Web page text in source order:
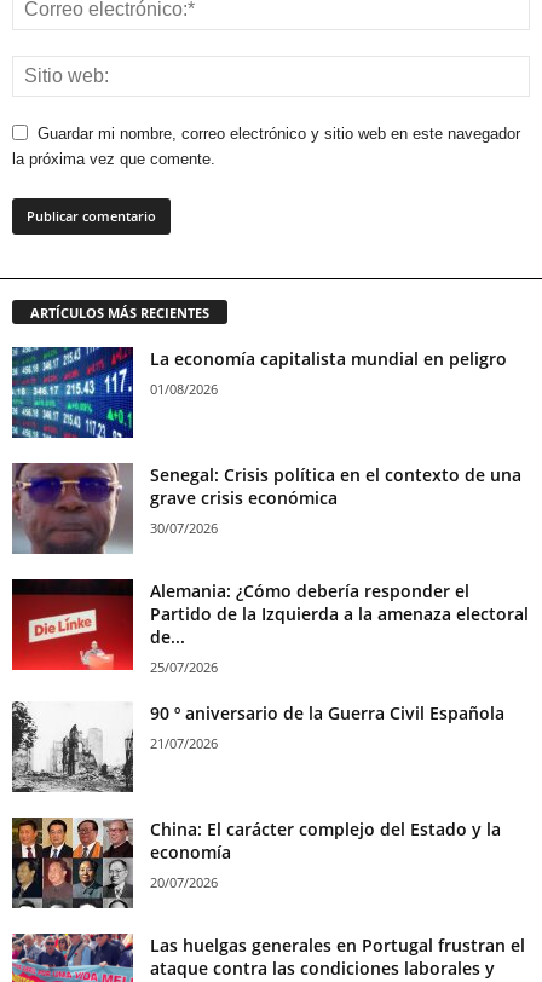
Guardar mi nombre, correo electrónico y sitio web en este navegador
la próxima vez que comente.
ARTÍCULOS MÁS RECIENTES
La economía capitalista mundial en peligro
01/08/2026
Senegal: Crisis política en el contexto de una
grave crisis económica
30/07/2026
Alemania: ¿Cómo debería responder el
Partido de la Izquierda a la amenaza electoral
de...
25/07/2026
90 º aniversario de la Guerra Civil Española
21/07/2026
China: El carácter complejo del Estado y la
economía
20/07/2026
Las huelgas generales en Portugal frustran el
ataque contra las condiciones laborales y